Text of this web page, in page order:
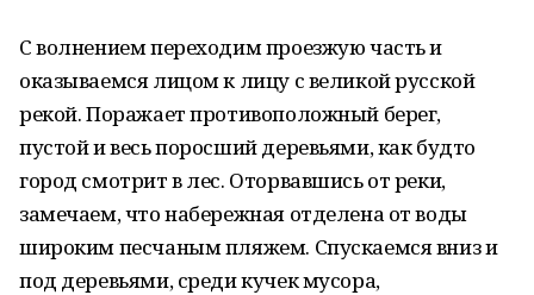
С волнением переходим проезжую часть и
оказываемся лицом к лицу с великой русской
рекой. Поражает противоположный берег,
пустой и весь поросший деревьями, как будто
город смотрит в лес. Оторвавшись от реки,
замечаем, что набережная отделена от воды
широким песчаным пляжем. Спускаемся вниз и
под деревьями, среди кучек мусора,